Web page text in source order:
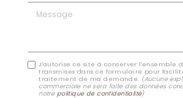
Message
J'autorise ce site à conserver l'ensemble
transmises dans ce formulaire pour
traitement de ma demande. (Aucune
commerciale ne sera faite des données
notre politique de confidentialité)